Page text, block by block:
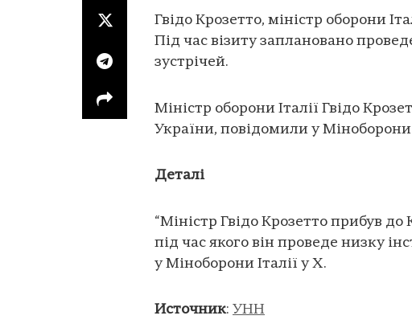
Гвідо Крозетто, міністр оборони
Під час візиту заплановано
зустрічей.
Міністр оборони Італії Гвідо
України, повідомили у Міноборони
Деталі
“Міністр Гвідо Крозетто прибув
під час якого він проведе низку
у Міноборони Італії у X.
Источник: УНН